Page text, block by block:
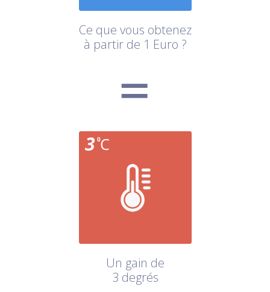
Ce que vous obtenez
à partir de 1 Euro ?
Un gain de
3 degrés